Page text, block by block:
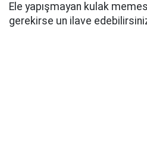
Ele yapışmayan kulak
gerekirse un ilave